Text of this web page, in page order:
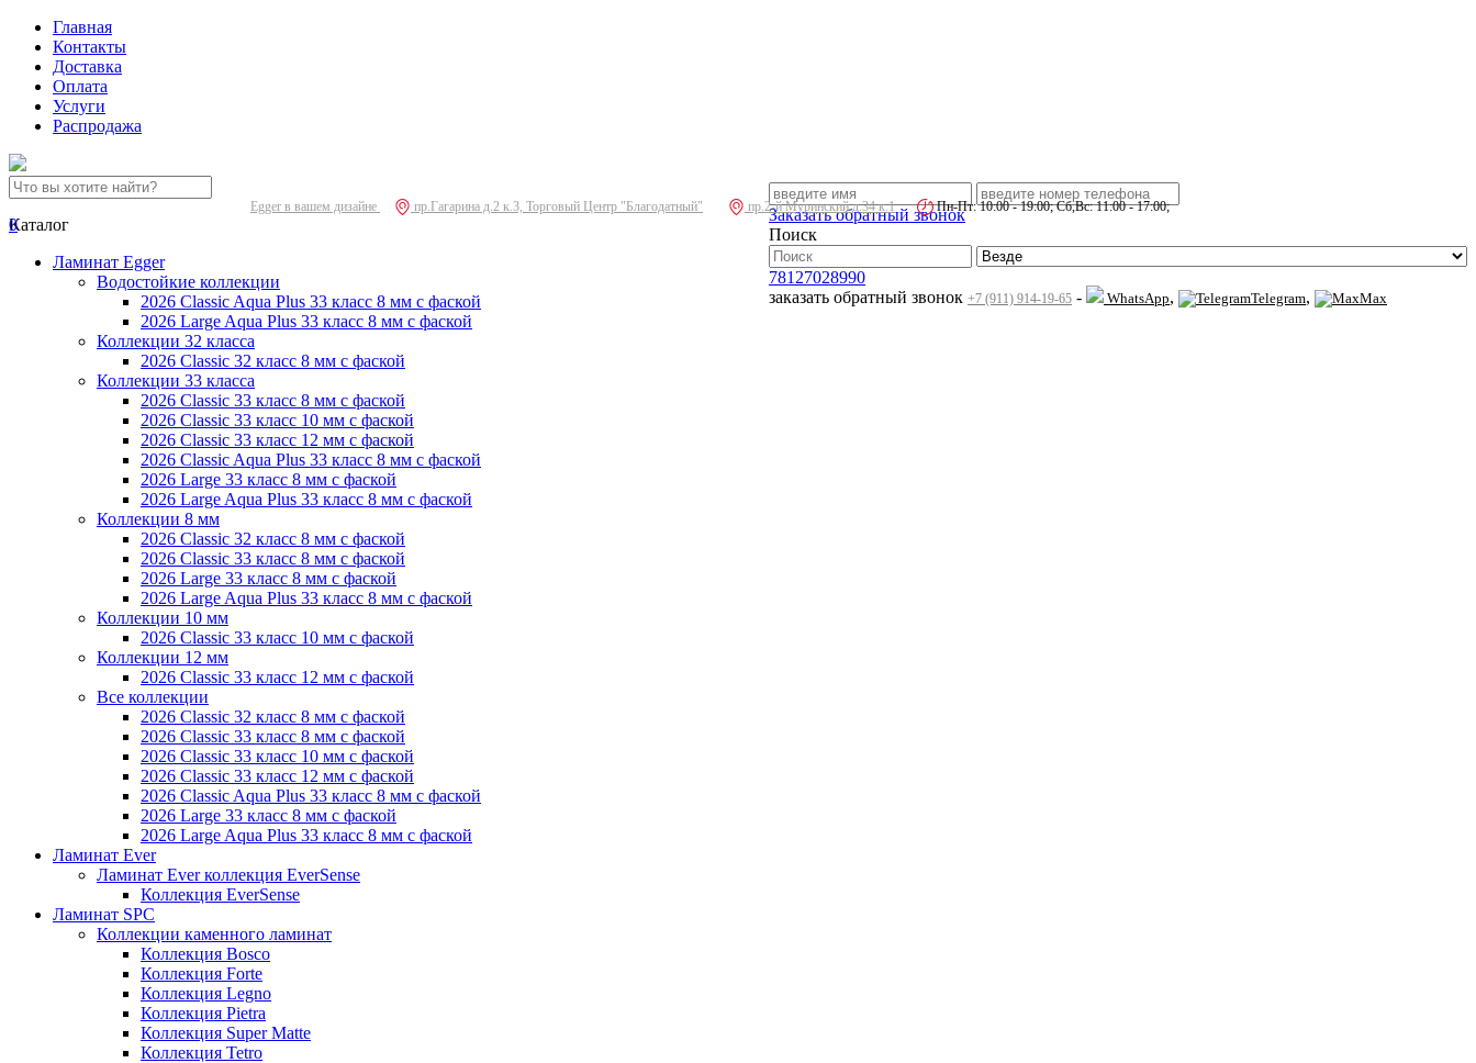
Главная
Контакты
Доставка
Оплата
Услуги
Распродажа
Egger в вашем дизайне пр.Гагарина д.2 к.3, Торговый Центр "Благодатный" пр.2-й Муринский д.34 к.1 Пн-Пт: 10:00 - 19:00; Сб,Вс: 11:00 - 17:00;
Заказать обратный звонок
Поиск
78127028990
заказать обратный звонок +7 (911) 914-19-65 - WhatsApp, Telegram, Max
0
Каталог
Ламинат Egger
Водостойкие коллекции
2026 Classic Aqua Plus 33 класс 8 мм с фаской
2026 Large Aqua Plus 33 класс 8 мм с фаской
Коллекции 32 класса
2026 Classic 32 класс 8 мм с фаской
Коллекции 33 класса
2026 Classic 33 класс 8 мм с фаской
2026 Classic 33 класс 10 мм с фаской
2026 Classic 33 класс 12 мм с фаской
2026 Classic Aqua Plus 33 класс 8 мм с фаской
2026 Large 33 класс 8 мм с фаской
2026 Large Aqua Plus 33 класс 8 мм с фаской
Коллекции 8 мм
2026 Classic 32 класс 8 мм с фаской
2026 Classic 33 класс 8 мм с фаской
2026 Large 33 класс 8 мм с фаской
2026 Large Aqua Plus 33 класс 8 мм с фаской
Коллекции 10 мм
2026 Classic 33 класс 10 мм с фаской
Коллекции 12 мм
2026 Classic 33 класс 12 мм с фаской
Все коллекции
2026 Classic 32 класс 8 мм с фаской
2026 Classic 33 класс 8 мм с фаской
2026 Classic 33 класс 10 мм с фаской
2026 Classic 33 класс 12 мм с фаской
2026 Classic Aqua Plus 33 класс 8 мм с фаской
2026 Large 33 класс 8 мм с фаской
2026 Large Aqua Plus 33 класс 8 мм с фаской
Ламинат Ever
Ламинат Ever коллекция EverSense
Коллекция EverSense
Ламинат SPC
Коллекции каменного ламинат
Коллекция Bosco
Коллекция Forte
Коллекция Legno
Коллекция Pietra
Коллекция Super Matte
Коллекция Tetro